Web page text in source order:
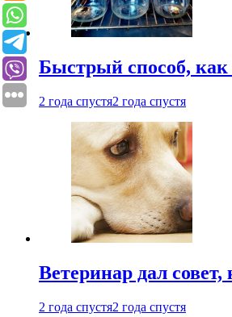
Быстрый способ, как
2 года спустя2 года спустя
Ветеринар дал совет,
2 года спустя2 года спустя